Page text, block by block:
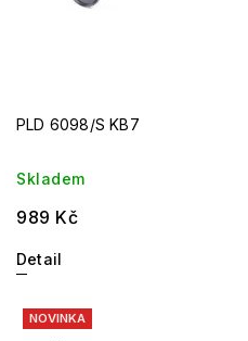
PLD 6098/S KB7
Skladem
989 Kč
Detail
NOVINKA